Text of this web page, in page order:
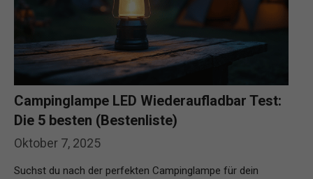
Oktober 7, 2025
Campinglampe LED Wiederaufladbar Test:
Die 5 besten (Bestenliste)
Suchst du nach der perfekten Campinglampe für dein